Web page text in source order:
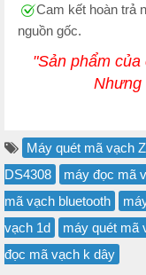
Cam kết hoàn trả
nguồn gốc.
"Sản phẩm
Nhưng
Máy quét mã vạch
DS4308
máy đọc mã
mã vạch bluetooth
vạch 1d
máy quét mã
đọc mã vạch k dây